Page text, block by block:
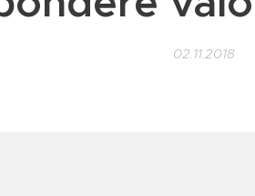
02.11.2018